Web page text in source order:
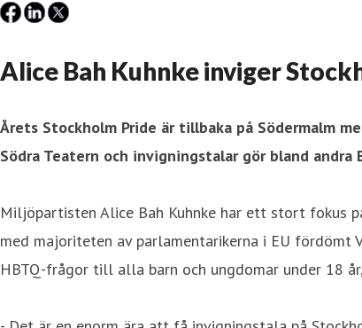
Alice Bah Kuhnke inviger
Årets Stockholm Pride är tillbaka på Södermalm
Södra Teatern och invigningstalar gör bland andra
Miljöpartisten Alice Bah Kuhnke har ett stort fokus
med majoriteten av parlamentarikerna i EU fördömt
HBTQ-frågor till alla barn och ungdomar under 18